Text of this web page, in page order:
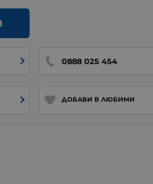
0888 025 454
ДОБАВИ В ЛЮБИМИ